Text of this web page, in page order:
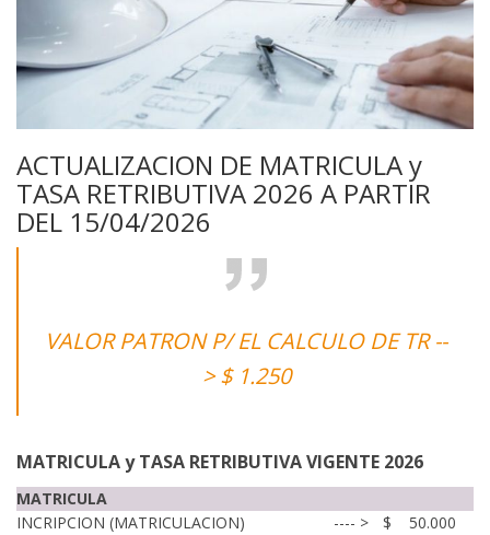
ACTUALIZACION DE MATRICULA y
TASA RETRIBUTIVA 2026 A PARTIR
DEL 15/04/2026
VALOR PATRON P/ EL CALCULO DE TR --
> $ 1.250
MATRICULA y TASA RETRIBUTIVA VIGENTE 2026
MATRICULA
INCRIPCION (MATRICULACION)
---- > $ 50.000